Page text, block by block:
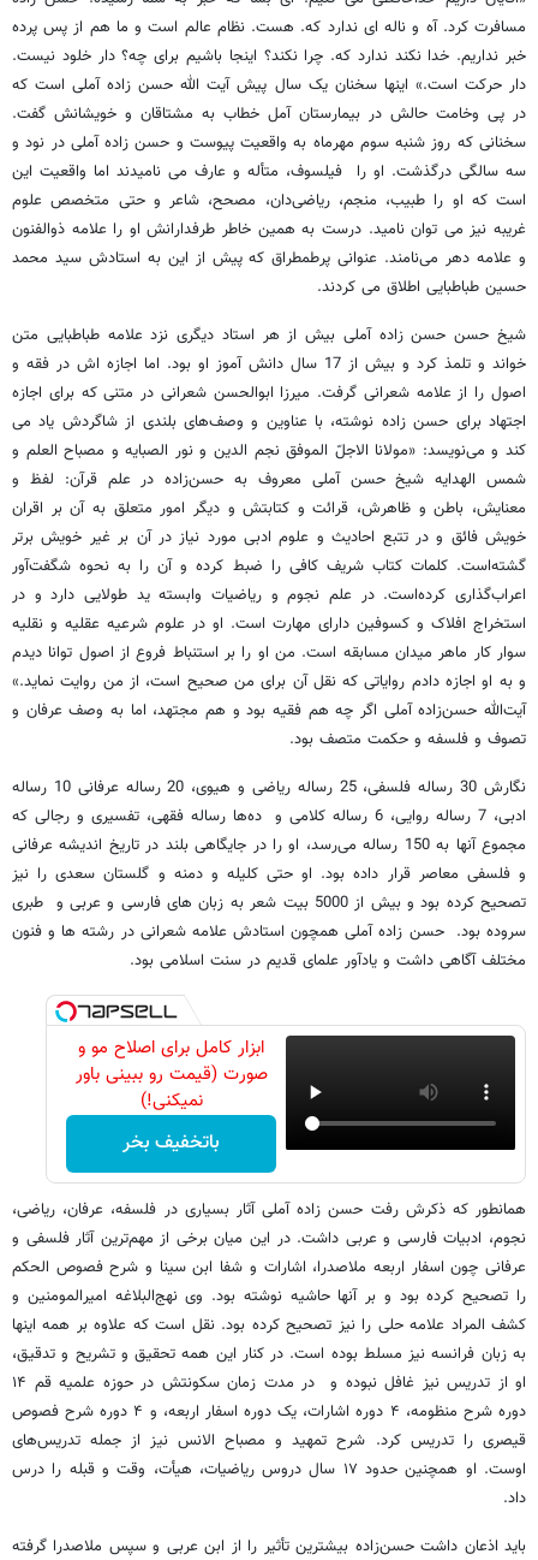
مسافرت کرد. آه و ناله ای ندارد که. هست. نظام عالم است و ما هم از پس پرده
خبر نداریم. خدا نکند ندارد که. چرا نکند؟ اینجا باشیم برای چه؟ دار خلود نیست.
دار حرکت است.» اینها سخنان یک سال پیش آیت الله حسن زاده آملی است که
در پی وخامت حالش در بیمارستان آمل خطاب به مشتاقان و خویشانش گفت.
سخنانی که روز شنبه سوم مهرماه به واقعیت پیوست و حسن زاده آملی در نود و
سه سالگی درگذشت. او را فیلسوف، متأله و عارف می نامیدند اما واقعیت این
است که او را طبیب، منجم، ریاضی‌دان، مصحح، شاعر و حتی متخصص علوم
غریبه نیز می توان نامید. درست به همین خاطر طرفدارانش او را علامه ذوالفنون
و علامه دهر می‌نامند. عنوانی پرطمطراق که پیش از این به استادش سید محمد
حسین طباطبایی اطلاق می کردند.
شیخ حسن حسن زاده آملی بیش از هر استاد دیگری نزد علامه طباطبایی متن
خواند و تلمذ کرد و بیش از 17 سال دانش آموز او بود. اما اجازه اش در فقه و
اصول را از علامه شعرانی گرفت. میرزا ابوالحسن شعرانی در متنی که برای اجازه
اجتهاد برای حسن زاده نوشته، با عناوین و وصف‌های بلندی از شاگردش یاد می
کند و می‌نویسد: «مولانا الاجلّ الموفق نجم الدین و نور الصبایه و مصباح العلم و
شمس الهدایه شیخ حسن آملی معروف به حسن‌زاده در علم قرآن: لفظ و
معنایش، باطن و ظاهرش، قرائت و کتابتش و دیگر امور متعلق به آن بر اقران
خویش فائق و در تتبع احادیث و علوم ادبی مورد نیاز در آن بر غیر خویش برتر
گشته‌است. کلمات کتاب شریف کافی را ضبط کرده و آن را به نحوه شگفت‌آور
اعراب‌گذاری کرده‌است. در علم نجوم و ریاضیات وابسته ید طولایی دارد و در
استخراج افلاک و کسوفین دارای مهارت است. او در علوم شرعیه عقلیه و نقلیه
سوار کار ماهر میدان مسابقه است. من او را بر استنباط فروع از اصول توانا دیدم
و به او اجازه دادم روایاتی که نقل آن برای من صحیح است، از من روایت نماید.»
آیت‌الله حسن‌زاده آملی اگر چه هم فقیه بود و هم مجتهد، اما به وصف عرفان و
تصوف و فلسفه و حکمت متصف بود.
نگارش 30 رساله فلسفی، 25 رساله ریاضی و هیوی، 20 رساله عرفانی 10 رساله
ادبی، 7 رساله روایی، 6 رساله کلامی و ده‌ها رساله فقهی، تفسیری و رجالی که
مجموع آنها به 150 رساله می‌رسد، او را در جایگاهی بلند در تاریخ اندیشه عرفانی
و فلسفی معاصر قرار داده بود. او حتی کلیله و دمنه و گلستان سعدی را نیز
تصحیح کرده بود و بیش از 5000 بیت شعر به زبان های فارسی و عربی و طبری
سروده بود. حسن زاده آملی همچون استادش علامه شعرانی در رشته ها و فنون
مختلف آگاهی داشت و یادآور علمای قدیم در سنت اسلامی بود.
ابزار کامل برای اصلاح مو و
صورت (قیمت رو ببینی باور
نمیکنی!)
باتخفیف بخر
همانطور که ذکرش رفت حسن زاده آملی آثار بسیاری در فلسفه، عرفان، ریاضی،
نجوم، ادبیات فارسی و عربی داشت. در این میان برخی از مهم‌ترین آثار فلسفی و
عرفانی چون اسفار اربعه ملاصدرا، اشارات و شفا ابن سینا و شرح فصوص الحکم
را تصحیح کرده بود و بر آنها حاشیه نوشته بود. وی نهج‌البلاغه امیرالمومنین و
کشف المراد علامه حلی را نیز تصحیح کرده بود. نقل است که علاوه بر همه اینها
به زبان فرانسه نیز مسلط بوده است. در کنار این همه تحقیق و تشریح و تدقیق،
او از تدریس نیز غافل نبوده و در مدت زمان سکونتش در حوزه علمیه قم ۱۴
دوره شرح منظومه، ۴ دوره اشارات، یک دوره اسفار اربعه، و ۴ دوره شرح فصوص
قیصری را تدریس کرد. شرح تمهید و مصباح الانس نیز از جمله تدریس‌های
اوست. او همچنین حدود ۱۷ سال دروس ریاضیات، هیأت، وقت و قبله را درس
داد.
باید اذعان داشت حسن‌زاده بیشترین تأثیر را از ابن عربی و سپس ملاصدرا گرفته